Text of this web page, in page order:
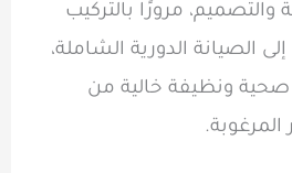
والتصميم، مرورًا بالتركيب
الصيانة الدورية الشاملة،
ونظيفة خالية من
المرغوبة.